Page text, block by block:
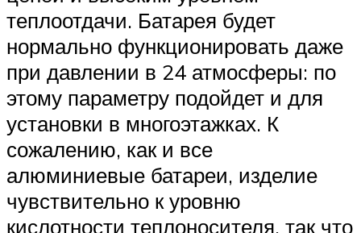
теплоотдачи. Батарея будет
нормально функционировать даже
при давлении в 24 атмосферы: по
этому параметру подойдет и для
установки в многоэтажках. К
сожалению, как и все
алюминиевые батареи, изделие
чувствительно к уровню
кислотности теплоносителя, так что